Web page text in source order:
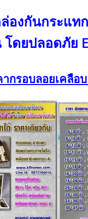
องกันกระแท
โดยปลอดภัย
ากรอบลอยเคลือ